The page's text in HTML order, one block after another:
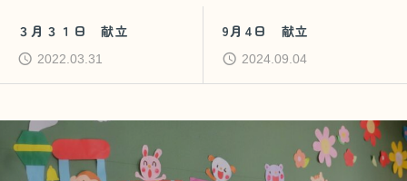
３月３１日 献立
2022.03.31
9月4日 献立
2024.09.04